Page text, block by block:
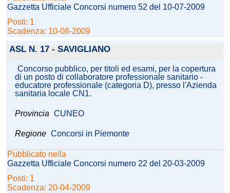
Gazzetta Ufficiale Concorsi numero 52 del 10-07-2009
Posti: 1
Scadenza: 10-08-2009
ASL N. 17 - SAVIGLIANO
Concorso pubblico, per titoli ed esami, per la copertura
di un posto di collaboratore professionale sanitario -
educatore professionale (categoria D), presso l'Azienda
sanitaria locale CN1.
Provincia CUNEO
Regione Concorsi in Piemonte
Pubblicato nella
Gazzetta Ufficiale Concorsi numero 22 del 20-03-2009
Posti: 1
Scadenza: 20-04-2009